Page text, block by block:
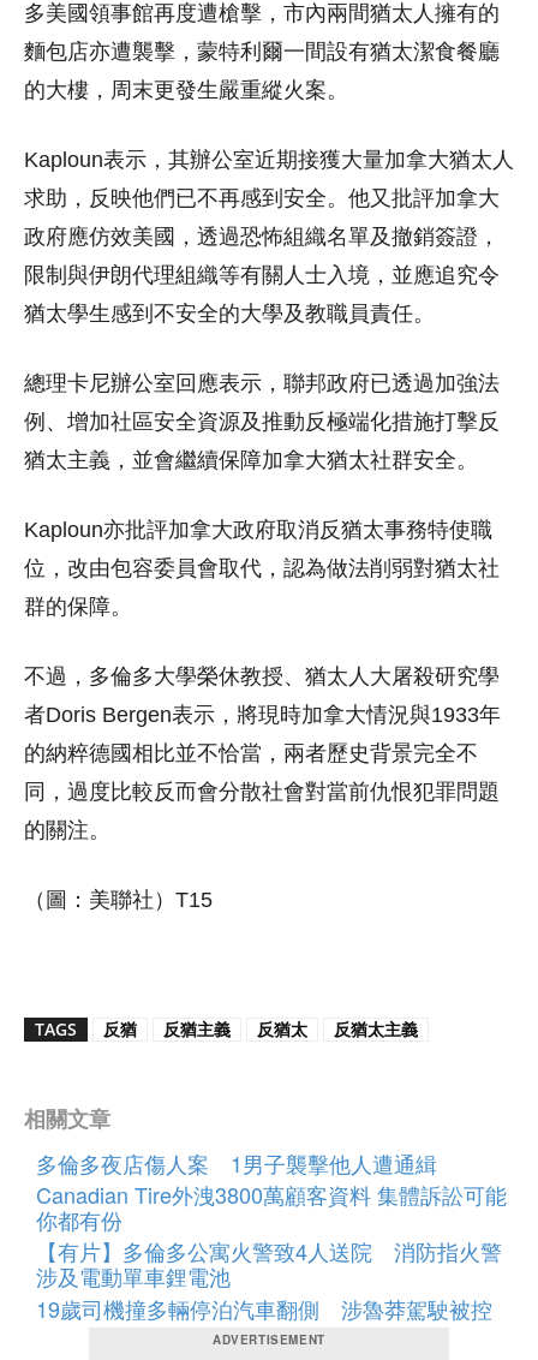
多美國領事館再度遭槍擊，市內兩間猶太人擁有的
麵包店亦遭襲擊，蒙特利爾一間設有猶太潔食餐廳
的大樓，周末更發生嚴重縱火案。
Kaploun表示，其辦公室近期接獲大量加拿大猶太人
求助，反映他們已不再感到安全。他又批評加拿大
政府應仿效美國，透過恐怖組織名單及撤銷簽證，
限制與伊朗代理組織等有關人士入境，並應追究令
猶太學生感到不安全的大學及教職員責任。
總理卡尼辦公室回應表示，聯邦政府已透過加強法
例、增加社區安全資源及推動反極端化措施打擊反
猶太主義，並會繼續保障加拿大猶太社群安全。
Kaploun亦批評加拿大政府取消反猶太事務特使職
位，改由包容委員會取代，認為做法削弱對猶太社
群的保障。
不過，多倫多大學榮休教授、猶太人大屠殺研究學
者Doris Bergen表示，將現時加拿大情況與1933年
的納粹德國相比並不恰當，兩者歷史背景完全不
同，過度比較反而會分散社會對當前仇恨犯罪問題
的關注。
（圖：美聯社）T15
TAGS 反猶 反猶主義 反猶太 反猶太主義
相關文章
多倫多夜店傷人案 1男子襲擊他人遭通緝
Canadian Tire外洩3800萬顧客資料 集體訴訟可能
你都有份
【有片】多倫多公寓火警致4人送院 消防指火警
涉及電動單車鋰電池
19歲司機撞多輛停泊汽車翻側 涉魯莽駕駛被控